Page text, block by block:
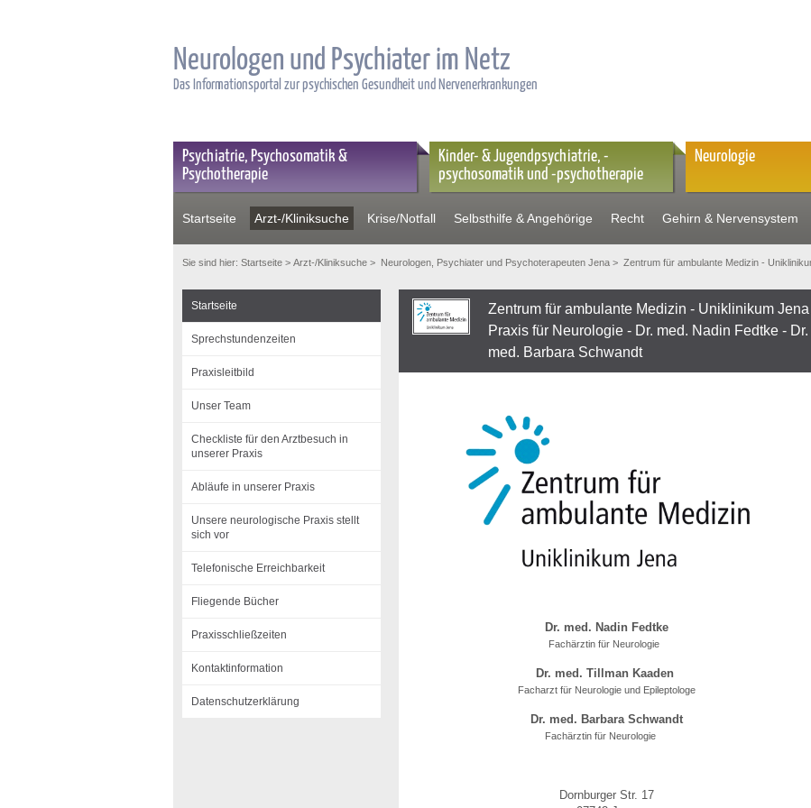
Neurologen und Psychiater im Netz
Das Informationsportal zur psychischen Gesundheit und Nervenerkrankungen
Psychiatrie, Psychosomatik &
Psychotherapie
Kinder- & Jugendpsychiatrie, -
psychosomatik und -psychotherapie
Neurologie
Startseite Arzt-/Kliniksuche Krise/Notfall Selbsthilfe & Angehörige Recht Gehirn & Nervensystem
Sie sind hier: Startseite > Arzt-/Kliniksuche > Neurologen, Psychiater und Psychoterapeuten Jena > Zentrum für ambulante Medizin -
Startseite
Sprechstundenzeiten
Praxisleitbild
Unser Team
Checkliste für den Arztbesuch in
unserer Praxis
Abläufe in unserer Praxis
Unsere neurologische Praxis stellt
sich vor
Telefonische Erreichbarkeit
Fliegende Bücher
Praxisschließzeiten
Kontaktinformation
Datenschutzerklärung
Zentrum für ambulante Medizin - Uniklinikum Jena
Praxis für Neurologie - Dr. med. Nadin Fedtke -
med. Barbara Schwandt
Dr. med. Nadin Fedtke
Fachärztin für Neurologie
Dr. med. Tillman Kaaden
Facharzt für Neurologie und Epileptologe
Dr. med. Barbara Schwandt
Fachärztin für Neurologie
Dornburger Str. 17